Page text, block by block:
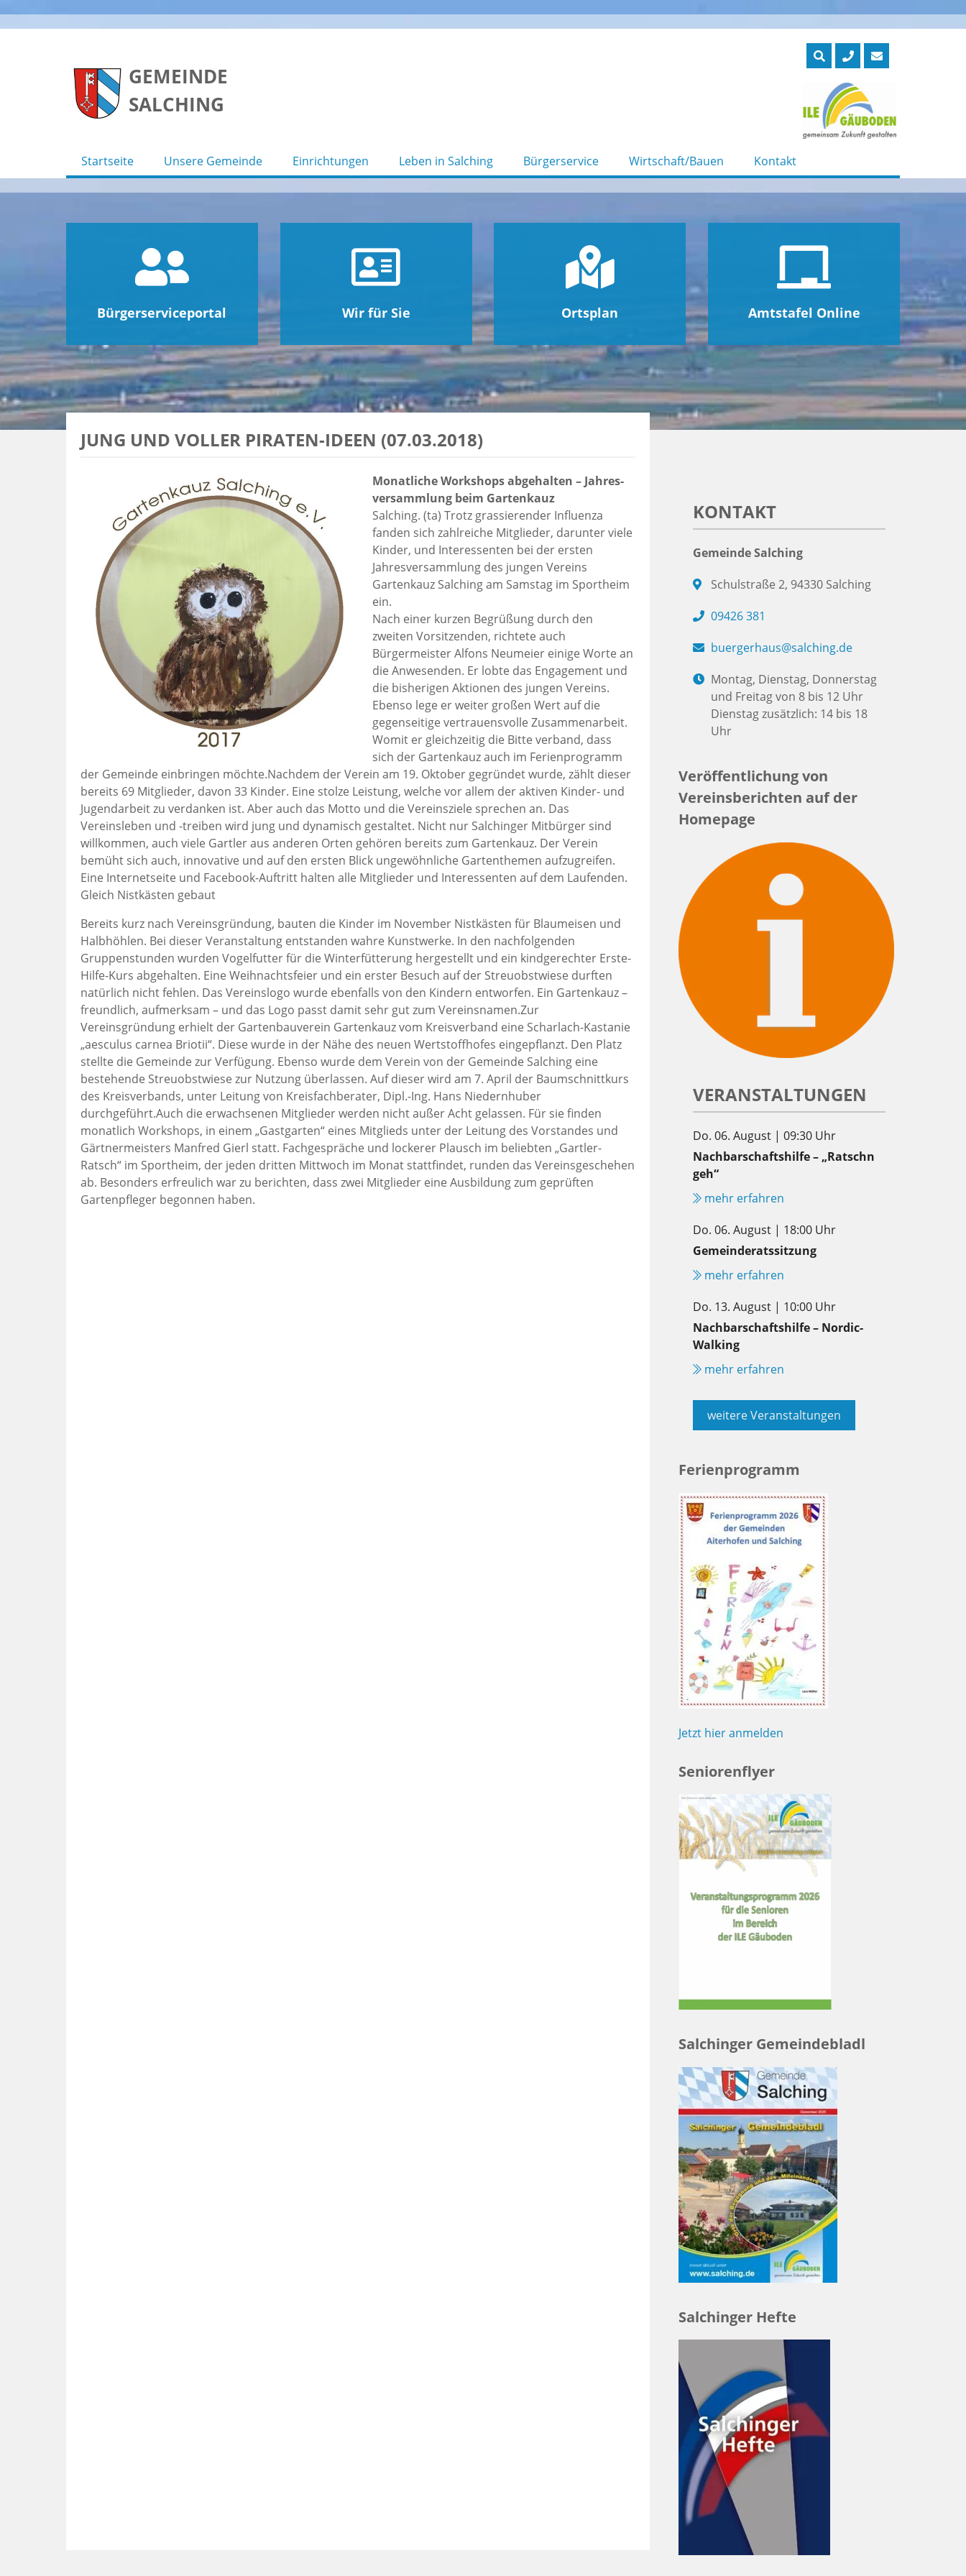
GEMEINDE
SALCHING
Startseite Unsere Gemeinde Einrichtungen Leben in Salching Bürgerservice Wirtschaft/Bauen Kontakt
Bürgerserviceportal Wir für Sie Ortsplan Amtstafel Online
JUNG UND VOL­LER PI­RA­TEN-IDE­EN (07.03.2018)
Mo­nat­li­che Works­hops ab­ge­hal­ten – Jah­res­
ver­samm­lung beim Gar­ten­kauz
Salching. (ta) Trotz grassierender Influenza
fanden sich zahlreiche Mitglieder, darunter viele
Kinder, und Interessenten bei der ersten
Jahresversammlung des jungen Vereins
Gartenkauz Salching am Samstag im Sportheim
ein.
Nach einer kurzen Begrüßung durch den
zweiten Vorsitzenden, richtete auch
Bürgermeister Alfons Neumeier einige Worte an
die Anwesenden. Er lobte das Engagement und
die bisherigen Aktionen des jungen Vereins.
Ebenso lege er weiter großen Wert auf die
gegenseitige vertrauensvolle Zusammenarbeit.
Womit er gleichzeitig die Bitte verband, dass
sich der Gartenkauz auch im Ferienprogramm
der Gemeinde einbringen möchte.Nachdem der Verein am 19. Oktober gegründet wurde, zählt dieser
bereits 69 Mitglieder, davon 33 Kinder. Eine stolze Leistung, welche vor allem der aktiven Kinder- und
Jugendarbeit zu verdanken ist. Aber auch das Motto und die Vereinsziele sprechen an. Das
Vereinsleben und -treiben wird jung und dynamisch gestaltet. Nicht nur Salchinger Mitbürger sind
willkommen, auch viele Gartler aus anderen Orten gehören bereits zum Gartenkauz. Der Verein
bemüht sich auch, innovative und auf den ersten Blick ungewöhnliche Gartenthemen aufzugreifen.
Eine Internetseite und Facebook-Auftritt halten alle Mitglieder und Interessenten auf dem Laufenden.
Gleich Nistkästen gebaut
Bereits kurz nach Vereinsgründung, bauten die Kinder im November Nistkästen für Blaumeisen und
Halbhöhlen. Bei dieser Veranstaltung entstanden wahre Kunstwerke. In den nachfolgenden
Gruppenstunden wurden Vogelfutter für die Winterfütterung hergestellt und ein kindgerechter Erste-
Hilfe-Kurs abgehalten. Eine Weihnachtsfeier und ein erster Besuch auf der Streuobstwiese durften
natürlich nicht fehlen. Das Vereinslogo wurde ebenfalls von den Kindern entworfen. Ein Gartenkauz –
freundlich, aufmerksam – und das Logo passt damit sehr gut zum Vereinsnamen.Zur
Vereinsgründung erhielt der Gartenbauverein Gartenkauz vom Kreisverband eine Scharlach-Kastanie
„aesculus carnea Briotii“. Diese wurde in der Nähe des neuen Wertstoffhofes eingepflanzt. Den Platz
stellte die Gemeinde zur Verfügung. Ebenso wurde dem Verein von der Gemeinde Salching eine
bestehende Streuobstwiese zur Nutzung überlassen. Auf dieser wird am 7. April der Baumschnittkurs
des Kreisverbands, unter Leitung von Kreisfachberater, Dipl.-Ing. Hans Niedernhuber
durchgeführt.Auch die erwachsenen Mitglieder werden nicht außer Acht gelassen. Für sie finden
monatlich Workshops, in einem „Gastgarten“ eines Mitglieds unter der Leitung des Vorstandes und
Gärtnermeisters Manfred Gierl statt. Fachgespräche und lockerer Plausch im beliebten „Gartler-
Ratsch“ im Sportheim, der jeden dritten Mittwoch im Monat stattfindet, runden das Vereinsgeschehen
ab. Besonders erfreulich war zu berichten, dass zwei Mitglieder eine Ausbildung zum geprüften
Gartenpfleger begonnen haben.
KONTAKT
Gemeinde Salching
Schulstraße 2, 94330 Salching
09426 381
buergerhaus@salching.de
Montag, Dienstag, Donnerstag
und Freitag von 8 bis 12 Uhr
Dienstag zusätzlich: 14 bis 18
Uhr
Veröffentlichung von
Vereinsberichten auf der
Homepage
VERANSTALTUNGEN
Do. 06. August | 09:30 Uhr
Nachbarschaftshilfe – „Ratschn
geh“
mehr erfahren
Do. 06. August | 18:00 Uhr
Gemeinderatssitzung
mehr erfahren
Do. 13. August | 10:00 Uhr
Nachbarschaftshilfe – Nordic-
Walking
mehr erfahren
weitere Veranstaltungen
Ferienprogramm
Jetzt hier anmelden
Seniorenflyer
Salchinger Gemeindebladl
Salchinger Hefte